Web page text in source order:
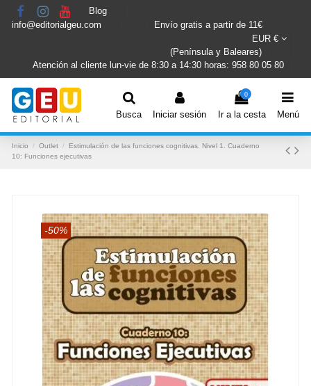
Blog
info@editorialgeu.com
Envío gratis a partir de 11€
EUR €
(Península y Baleares)
Atención al cliente lun-vie de 8:30 a 14:30 horas: 958 80 05 80
Busca Iniciar sesión
0
Ir a la cesta Menú
Inicio Outlet
Estimulación de las funciones cognitivas. Nivel 1. Cuaderno
10: Funciones ejecutivas
-50%